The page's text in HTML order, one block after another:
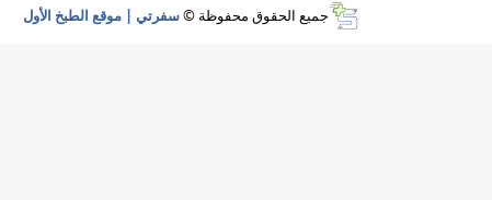
جميع الحقوق محفوظة ©سفرتي | موقع الطبخ الأول